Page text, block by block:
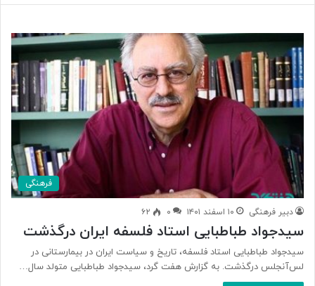
فرهنگی
دبیر فرهنگی ۱۰ اسفند ۱۴۰۱ ۰ ۶۲
سیدجواد طباطبایی استاد فلسفه ایران درگذشت
سیدجواد طباطبایی استاد فلسفه، تاریخ و سیاست ایران در بیمارستانی در
لس‌آنجلس درگذشت. به گزارش هفت گرد، سیدجواد طباطبایی متولد سال…